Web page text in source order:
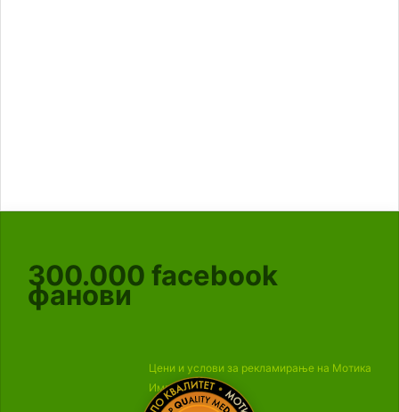
300.000 facebook
фанови
Цени и услови за рекламирање на Мотика
Импресум